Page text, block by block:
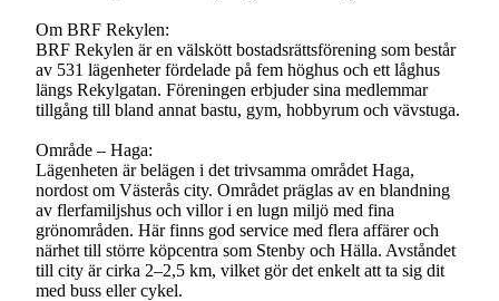
Om BRF Rekylen:
BRF Rekylen är en välskött bostadsrättsförening som består
av 531 lägenheter fördelade på fem höghus och ett låghus
längs Rekylgatan. Föreningen erbjuder sina medlemmar
tillgång till bland annat bastu, gym, hobbyrum och vävstuga.
Område – Haga:
Lägenheten är belägen i det trivsamma området Haga,
nordost om Västerås city. Området präglas av en blandning
av flerfamiljshus och villor i en lugn miljö med fina
grönområden. Här finns god service med flera affärer och
närhet till större köpcentra som Stenby och Hälla. Avståndet
till city är cirka 2–2,5 km, vilket gör det enkelt att ta sig dit
med buss eller cykel.